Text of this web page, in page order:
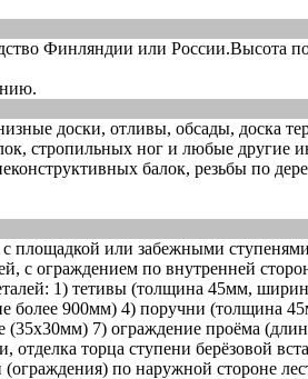
Финляндии или России.Высота
доски, отливы, обсады, доска
стропильных ног и любые другие
балок, резьбы по
с площадкой или забежными
с ограждением по внутренней
1) тетивы (толщина 45мм,
более 900мм) 4) поручни (толщина
7) ограждение проёма
торца ступени берёзовой
по наружной стороне